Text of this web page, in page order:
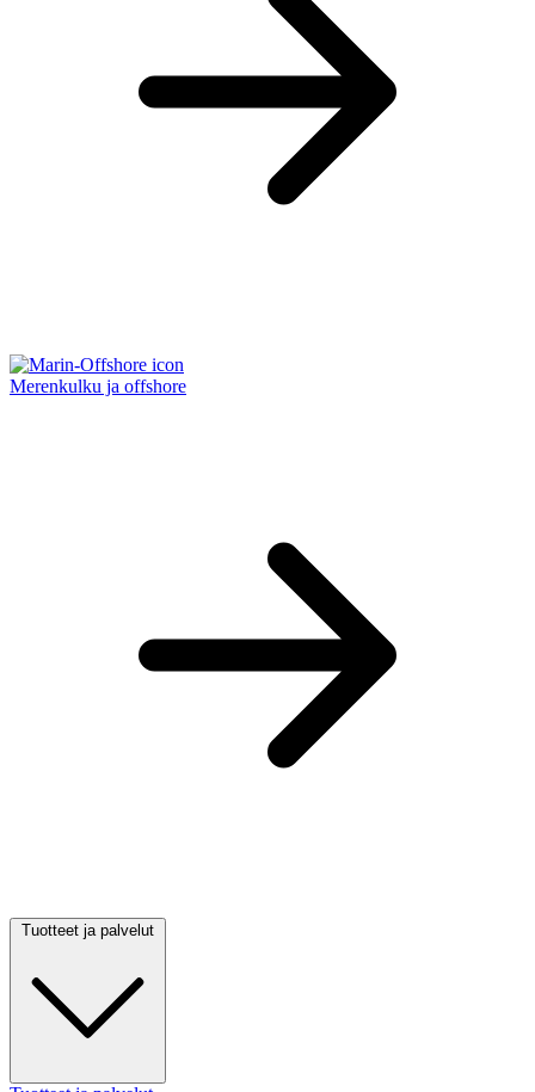
Merenkulku ja offshore
Tuotteet ja palvelut